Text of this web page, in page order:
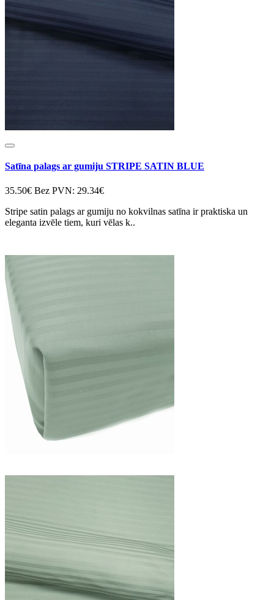
Satīna palags ar gumiju STRIPE SATIN BLUE
35.50€ Bez PVN: 29.34€
Stripe satin palags ar gumiju no kokvilnas satīna ir praktiska un
eleganta izvēle tiem, kuri vēlas k..